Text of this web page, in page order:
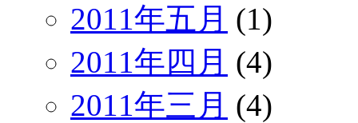
2011年五月 (1)
2011年四月 (4)
2011年三月 (4)